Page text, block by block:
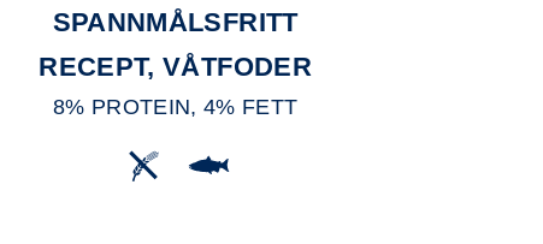
SPANNMÅLSFRITT
RECEPT, VÅTFODER
8% PROTEIN, 4% FETT